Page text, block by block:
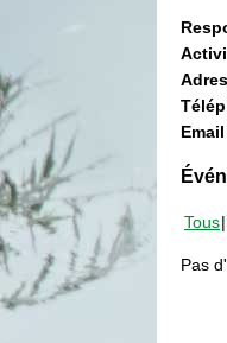
Email
Tous
Pas